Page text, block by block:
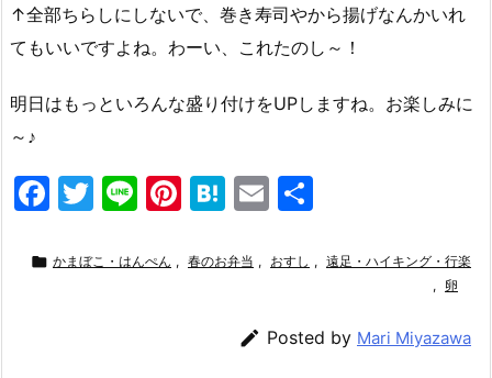
↑全部ちらしにしないで、巻き寿司やから揚げなんかいれ
てもいいですよね。わーい、これたのし～！
明日はもっといろんな盛り付けをUPしますね。お楽しみに
～♪
F
c
T
itt
Li
e
Pi
er
H
e
a
E
ai
 かまぼこ・はんぺん , 春のお弁当 , おすし , 遠足・ハイキング・行楽
,
卵
 Posted by Mari Miyazawa